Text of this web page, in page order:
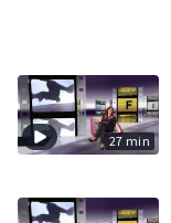
27 min